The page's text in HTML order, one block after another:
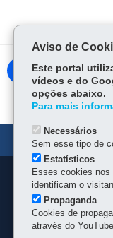
Fa
ce
bo
Tw
er
JUNTA
CNPJ:
Rua
Aviso de
Este portal
vídeos e do
opções abaixo.
Para mais
Necessários
Sem esse tipo de
Estatísticos
Esses cookies
identificam o
Propaganda
Cookies de
através do